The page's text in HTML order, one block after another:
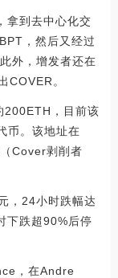
拿到去中心化交
，然后又经过
外，增发者还在
COVER。
200ETH，目前该
币。该地址在
Cover剥削者
，24小时跌幅达
下跌超90%后停
，在Andre